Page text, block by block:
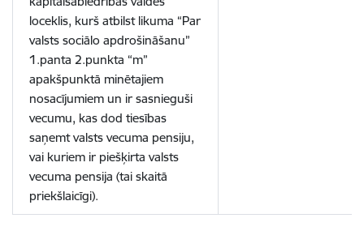
loceklis, kurš atbilst likuma “Par
valsts sociālo apdrošināšanu”
1.panta 2.punkta “m”
apakšpunktā minētajiem
nosacījumiem un ir sasnieguši
vecumu, kas dod tiesības
saņemt valsts vecuma pensiju,
vai kuriem ir piešķirta valsts
vecuma pensija (tai skaitā
priekšlaicīgi).